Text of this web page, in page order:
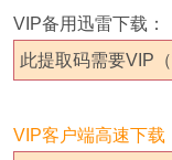
VIP备用迅雷下载：
此提取码需要VIP
VIP客户端高速下载